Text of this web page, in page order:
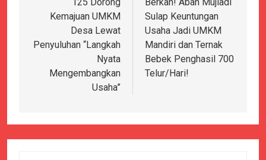
Kemajuan UMKM
Desa Lewat
Penyuluhan “Langkah
Nyata
Mengembangkan
Usaha”
Sulap Keuntungan
Usaha Jadi UMKM
Mandiri dan Ternak
Bebek Penghasil 700
Telur/Hari!